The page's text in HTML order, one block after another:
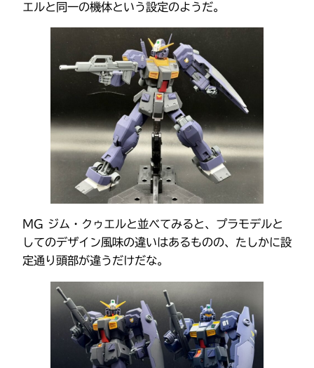
エルと同一の機体という設定のようだ。
MG ジム・クゥエルと並べてみると、プラモデルと
してのデザイン風味の違いはあるものの、たしかに設
定通り頭部が違うだけだな。